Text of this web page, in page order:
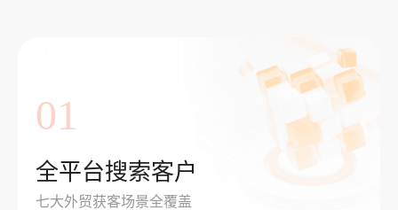
01
全平台搜索客户
七大外贸获客场景全覆盖